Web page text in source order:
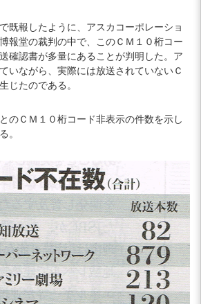
既報したように、アスカコーポレーショ
報堂の裁判の中で、このＣＭ１０桁コー
確認書が多量にあることが判明した。ア
いながら、実際には放送されていないＣ
じたのである。
のＣＭ１０桁コード非表示の件数を示し
。